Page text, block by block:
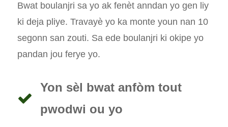
Bwat boulanjri sa yo ak fenèt anndan yo gen liy
ki deja pliye. Travayè yo ka monte youn nan 10
segonn san zouti. Sa ede boulanjri ki okipe yo
pandan jou ferye yo.
Yon sèl bwat anfòm tout
pwodwi ou yo